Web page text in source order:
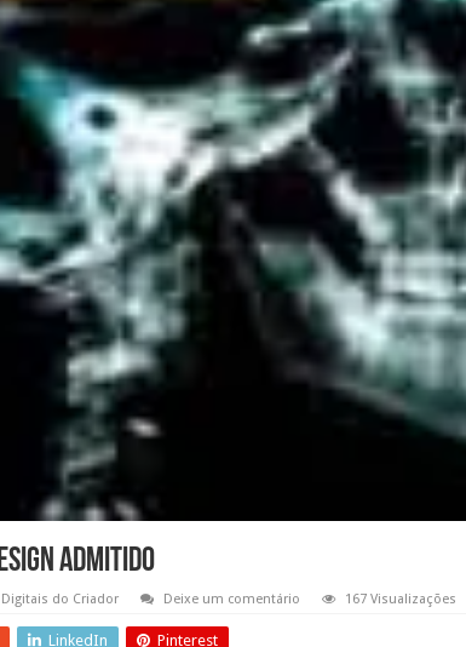
admitido
Digitais do Criador Deixe um comentário 167 Visualizações
LinkedIn Pinterest